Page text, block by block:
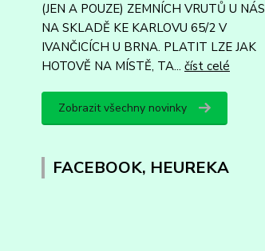
(JEN A POUZE) ZEMNÍCH VRUTŮ U NÁS
NA SKLADĚ KE KARLOVU 65/2 V
IVANČICÍCH U BRNA. PLATIT LZE JAK
HOTOVĚ NA MÍSTĚ, TA... číst celé
Zobrazit všechny novinky
FACEBOOK, HEUREKA